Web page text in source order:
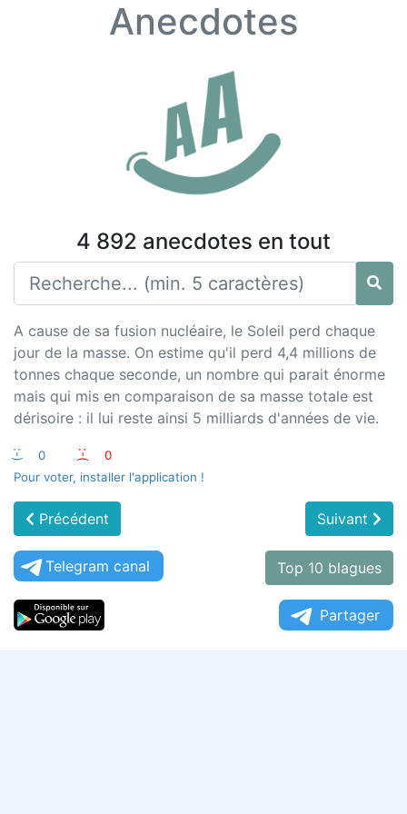
Anecdotes
4 892 anecdotes en tout
A cause de sa fusion nucléaire, le Soleil perd chaque
jour de la masse. On estime qu'il perd 4,4 millions de
tonnes chaque seconde, un nombre qui parait énorme
mais qui mis en comparaison de sa masse totale est
dérisoire : il lui reste ainsi 5 milliards d'années de vie.
:-) 0 :-(
0
Pour voter, installer l'application !
Précédent Suivant
Telegram canal Top 10 blagues
Partager